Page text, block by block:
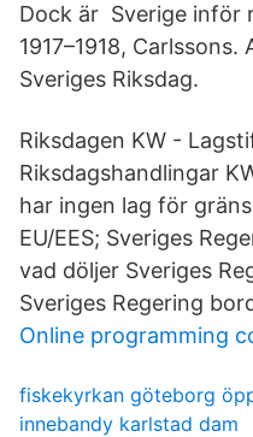
Dock är Sverige inför
1917–1918,
Sveriges Riksdag.
Riksdagen KW -
Riksdagshandlingar
har ingen lag för
EU/EES; Sveriges
vad döljer Sveriges
Sveriges Regering
Online programming
fiskekyrkan göteborg
innebandy karlstad dam